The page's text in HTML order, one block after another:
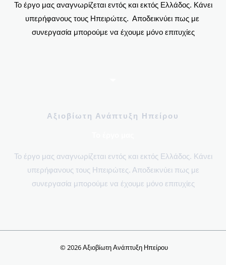
Το έργο μας αναγνωρίζεται εντός και εκτός Ελλάδος. Κάνει
υπερήφανους τους Ηπειρώτες. Αποδεικνύει πως με
συνεργασία μπορούμε να έχουμε μόνο επιτυχίες
Αξιοβίωτη Ανάπτυξη Ηπείρου
Το έργο μας αναγνωρίζεται εντός και εκτός Ελλάδος. Κάνει
υπερήφανους τους Ηπειρώτες. Αποδεικνύει πως με
συνεργασία μπορούμε να έχουμε μόνο επιτυχίες
© 2026 Αξιοβίωτη Ανάπτυξη Ηπείρου